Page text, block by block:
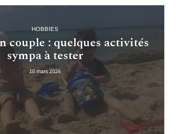
HOBBIES
couple : quelques activités
sympa à tester
10 mars 2026